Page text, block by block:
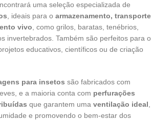
uma seleção especializada de
, ideais para o armazenamento, transporte
vivo , como grilos, baratas, tenébrios,
invertebrados. Também são perfeitos para o
educativos, científicos ou de criação
para insetos são fabricados com
e a maioria conta com perfurações
que garantem uma ventilação ideal
e promovendo o bem-estar dos